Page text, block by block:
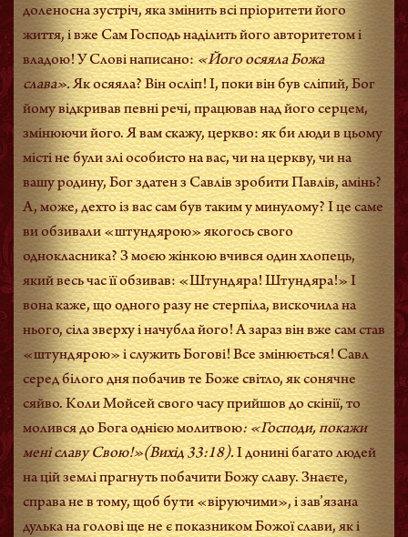
доленосна зустріч, яка змінить всі пріоритети його
життя, і вже Сам Господь наділить його авторитетом і
владою! У Слові написано:«Його осяяла Божа
слава».Як осяяла? Він осліп! І, поки він був сліпий, Бог
йому відкривав певні речі, працював над його серцем,
змінюючи його. Я вам скажу, церкво: як би люди в цьому
місті не були злі особисто на вас, чи на церкву, чи на
вашу родину, Бог здатен з Савлів зробити Павлів, амінь?
А, може, дехто із вас сам був таким у минулому? І це саме
ви обзивали «штундярою» якогось свого
однокласника? З моєю жінкою вчився один хлопець,
який весь час її обзивав: «Штундяра! Штундяра!» І
вона каже, що одного разу не стерпіла, вискочила на
нього, сіла зверху і начубла його! А зараз він вже сам став
«штундярою» і служить Богові! Все змінюється! Савл
серед білого дня побачив те Боже світло, як сонячне
сяйво. Коли Мойсей свого часу прийшов до скінії, то
молився до Бога однією молитвою: «Господи, покажи
мені славу Свою!»(Вихід 33:18).І донині багато людей
на цій землі прагнуть побачити Божу славу. Знаєте,
справа не в тому, щоб бути «віруючими», і зав’язана
дулька на голові ще не є показником Божої слави, як і